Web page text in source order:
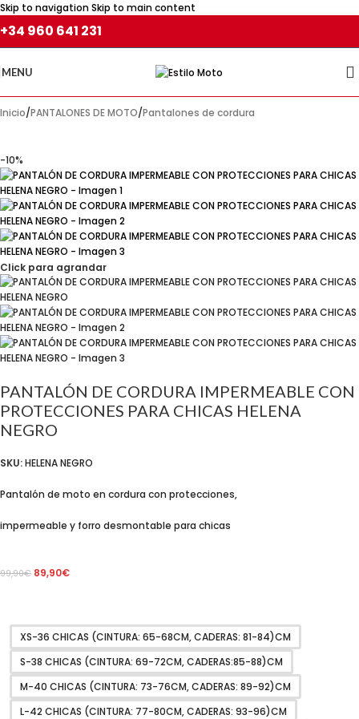
Skip to navigationSkip to main content
+34 960 641 231
MENU
Inicio/PANTALONES DE MOTO/Pantalones de cordura
-10%
Click para agrandar
PANTALÓN DE CORDURA IMPERMEABLE CON
PROTECCIONES PARA CHICAS HELENA
NEGRO
SKU:HELENA NEGRO
Pantalón de moto en cordura con protecciones,
impermeable y forro desmontable para chicas
99,90€ 89,90€
XS-36 CHICAS (CINTURA: 65-68CM, CADERAS: 81-84)CM
S-38 CHICAS (CINTURA: 69-72CM, CADERAS:85-88)CM
M-40 CHICAS (CINTURA: 73-76CM, CADERAS: 89-92)CM
L-42 CHICAS (CINTURA: 77-80CM, CADERAS: 93-96)CM